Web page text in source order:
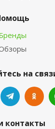
на
контакты